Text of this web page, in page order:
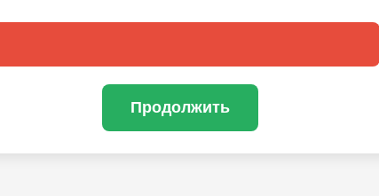
Продолжить